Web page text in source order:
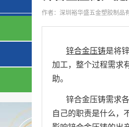
作者：深圳裕华盛五金塑胶制品
锌合金压铸是将
加工，整个过程需求
助。
锌合金压铸需求
自己的职责是什么，